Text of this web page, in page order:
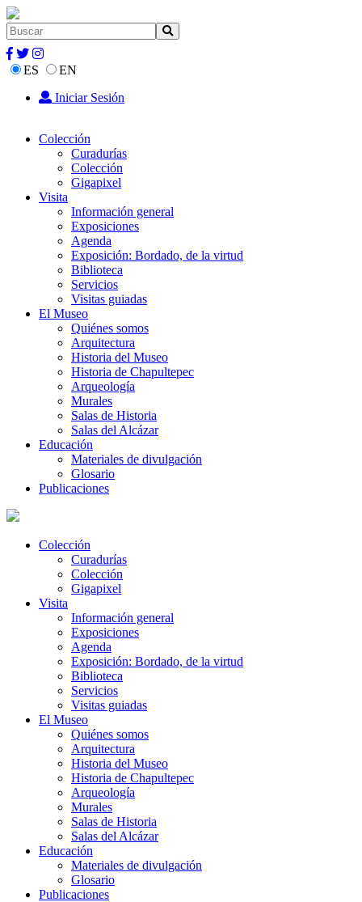
ES
EN
Iniciar Sesión
Colección
Curadurías
Colección
Gigapixel
Visita
Información general
Exposiciones
Agenda
Exposición: Bordado, de la virtud
Biblioteca
Servicios
Visitas guiadas
El Museo
Quiénes somos
Arquitectura
Historia del Museo
Historia de Chapultepec
Arqueología
Murales
Salas de Historia
Salas del Alcázar
Educación
Materiales de divulgación
Glosario
Publicaciones
Colección
Curadurías
Colección
Gigapixel
Visita
Información general
Exposiciones
Agenda
Exposición: Bordado, de la virtud
Biblioteca
Servicios
Visitas guiadas
El Museo
Quiénes somos
Arquitectura
Historia del Museo
Historia de Chapultepec
Arqueología
Murales
Salas de Historia
Salas del Alcázar
Educación
Materiales de divulgación
Glosario
Publicaciones